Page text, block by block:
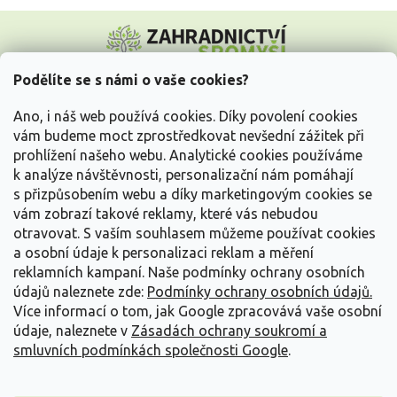
Podělíte se s námi o vaše cookies?
Ano, i náš web používá cookies. Díky povolení cookies
vám budeme moct zprostředkovat nevšední zážitek při
prohlížení našeho webu. Analytické cookies používáme
k analýze návštěvnosti, personalizační nám pomáhají
s přizpůsobením webu a díky marketingovým cookies se
vám zobrazí takové reklamy, které vás nebudou
otravovat. S vaším souhlasem můžeme používat cookies
a osobní údaje k personalizaci reklam a měření
reklamních kampaní. Naše podmínky ochrany osobních
údajů naleznete zde: Podmínky ochrany osobních údajů.
Více informací o tom, jak Google zpracovává vaše osobní
údaje, naleznete v Zásadách ochrany soukromí a
smluvních podmínkách společnosti Google.
p
Vše o nákupu
Informace pro Vás
Kontakujte nás